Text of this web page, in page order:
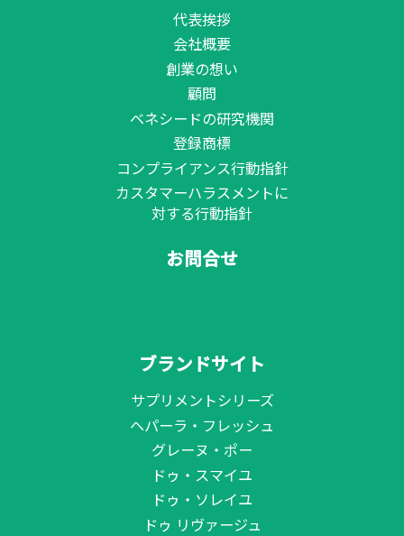
代表挨拶
会社概要
創業の想い
顧問
ベネシードの研究機関
登録商標
コンプライアンス行動指針
カスタマーハラスメントに
対する行動指針
お問合せ
ブランドサイト
サプリメントシリーズ
ヘパーラ・フレッシュ
グレーヌ・ポー
ドゥ・スマイユ
ドゥ・ソレイユ
ドゥ リヴァージュ